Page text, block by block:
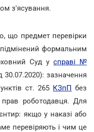
з'ясування.
що предмет перевірки
формальним
Суд у справі №
30.07.2020): зазначення
ст. 265 КЗпП без
роботодавця. Для
якщо у наказі або
перевіряють і чим це